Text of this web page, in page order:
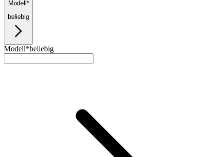
Modell*
beliebig
Modell*beliebig